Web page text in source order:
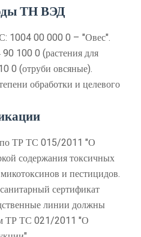
ТН ВЭД
1004 00 000 0 – "Овес".
100 0 (растения для
0 (отруби овсяные).
обработки и целевого
по ТР ТС 015/2011 "О
содержания токсичных
и пестицидов.
сертификат
линии должны
ТР ТС 021/2011 "О